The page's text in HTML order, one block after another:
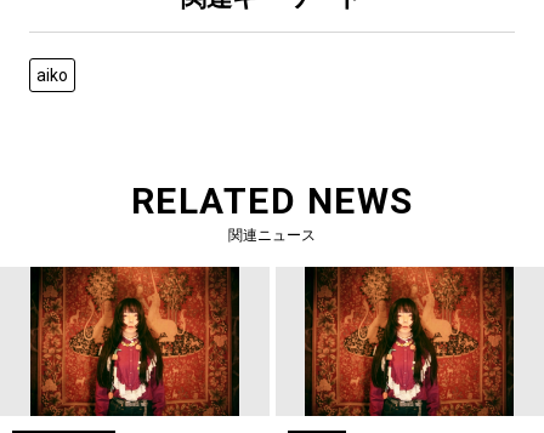
aiko
RELATED NEWS
関連ニュース